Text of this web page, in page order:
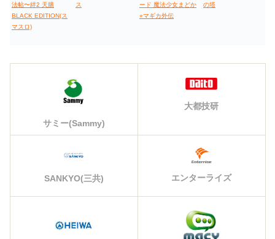
法帖〜絆2 天膳
BLACK EDITION(ス
マスロ)
ス
ード 魔法少女まどか
⭐︎マギカ外伝
の塔
サミー(Sammy)
大都技研
SANKYO(三共) エンターライズ